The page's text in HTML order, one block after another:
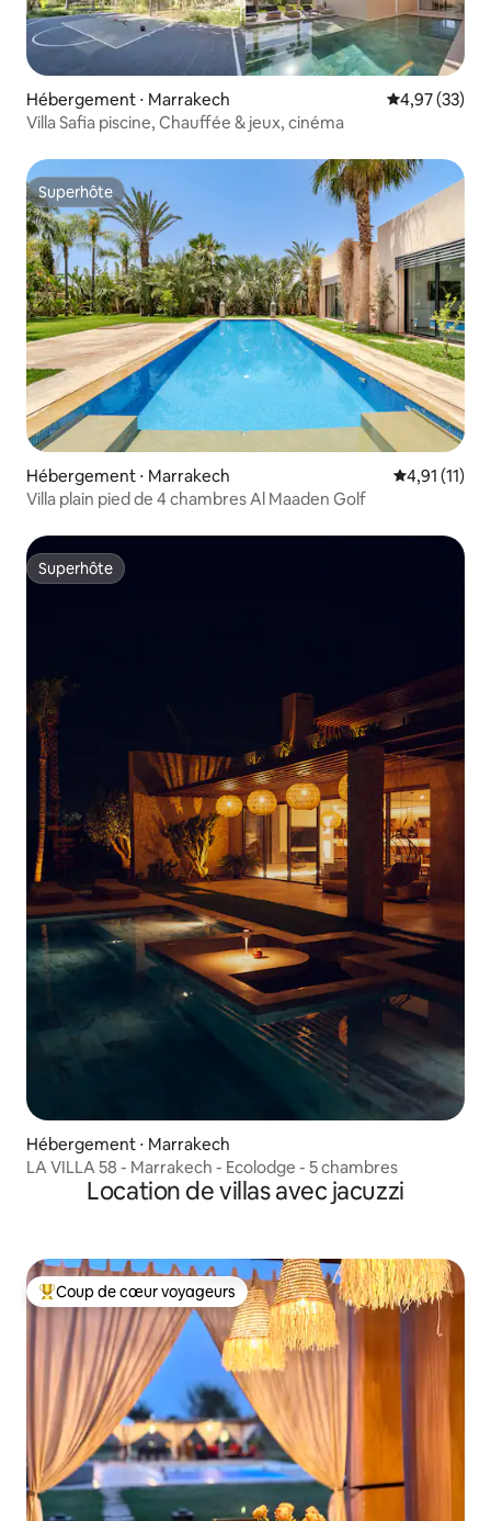
Hébergement ⋅ Marrakech Évaluation
4,97 (33)
Villa Safia piscine, Chauffée & jeux, cinéma
Superhôte
Superhôte
Hébergement ⋅ Marrakech Évaluation
4,91 (11)
Villa plain pied de 4 chambres Al Maaden Golf
Superhôte
Superhôte
Hébergement ⋅ Marrakech
LA VILLA 58 - Marrakech - Ecolodge - 5 chambres
Location de villas avec jacuzzi
Coups de cœur voyageurs les plus appréciés
Coup de cœur voyageurs